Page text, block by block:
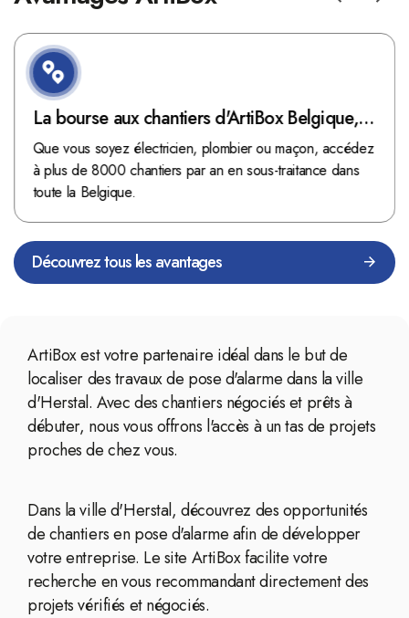
La bourse aux chantiers d'ArtiBox Belgique,
véritable mine d'or !
Que vous soyez électricien, plombier ou maçon, accédez
à plus de 8000 chantiers par an en sous-traitance dans
toute la Belgique.
Découvrez tous les avantages
ArtiBox est votre partenaire idéal dans le but de
localiser des travaux de pose d'alarme dans la ville
d'Herstal. Avec des chantiers négociés et prêts à
débuter, nous vous offrons l'accès à un tas de projets
proches de chez vous.
Dans la ville d'Herstal, découvrez des opportunités
de chantiers en pose d'alarme afin de développer
votre entreprise. Le site ArtiBox facilite votre
recherche en vous recommandant directement des
projets vérifiés et négociés.